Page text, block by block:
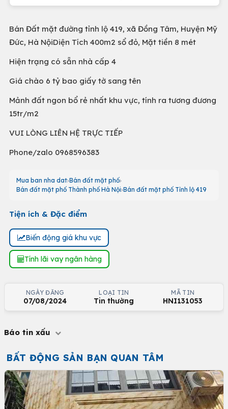
Bán Đất mặt đường tỉnh lộ 419, xã Đồng Tâm, Huyện Mỹ
Đức, Hà NộiDiện Tích 400m2 sổ đỏ, Mặt tiền 8 mét
Hiện trạng có sẵn nhà cấp 4
Giá chào 6 tỷ bao giấy tờ sang tên
Mảnh đất ngon bổ rẻ nhất khu vực, tính ra tương đương
15tr/m2
VUI LÒNG LIÊN HỆ TRỰC TIẾP
Phone/zalo 0968596383
Mua ban nha dat Bán đất mặt phố
Bán đất mặt phố Thành phố Hà Nội Bán đất mặt phố Tỉnh lộ 419
Tiện ích & Đặc điểm
Biến động giá khu vực
Tính lãi vay ngân hàng
NGÀY ĐĂNG
07/08/2024
LOẠI TIN
Tin thường
MÃ TIN
HNI131053
Báo tin xấu
BẤT ĐỘNG SẢN BẠN QUAN TÂM